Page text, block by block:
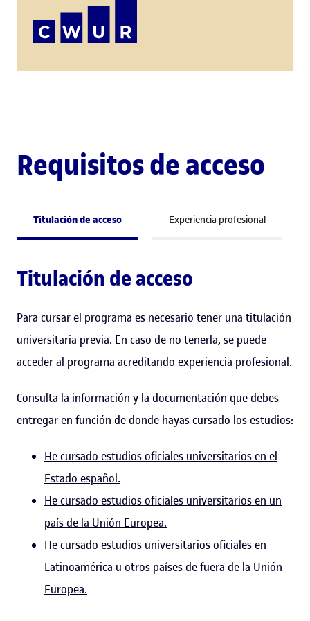
Requisitos de acceso
Titulación de acceso Experiencia profesional
Titulación de acceso
Para cursar el programa es necesario tener una titulación
universitaria previa. En caso de no tenerla, se puede
acceder al programa acreditando experiencia profesional.
Consulta la información y la documentación que debes
entregar en función de donde hayas cursado los estudios:
He cursado estudios oficiales universitarios en el
Estado español.
He cursado estudios oficiales universitarios en un
país de la Unión Europea.
He cursado estudios universitarios oficiales en
Latinoamérica u otros países de fuera de la Unión
Europea.